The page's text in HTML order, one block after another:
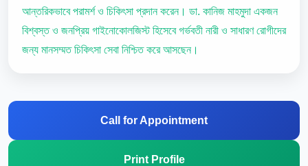
আন্তরিকভাবে পরামর্শ ও চিকিৎসা প্রদান করেন। ডা. কানিজ মাহমুদা একজন
বিশ্বস্ত ও জনপ্রিয় গাইনোকোলজিস্ট হিসেবে গর্ভবতী নারী ও সাধারণ রোগীদের
জন্য মানসম্মত চিকিৎসা সেবা নিশ্চিত করে আসছেন।
Call for Appointment
Print Profile